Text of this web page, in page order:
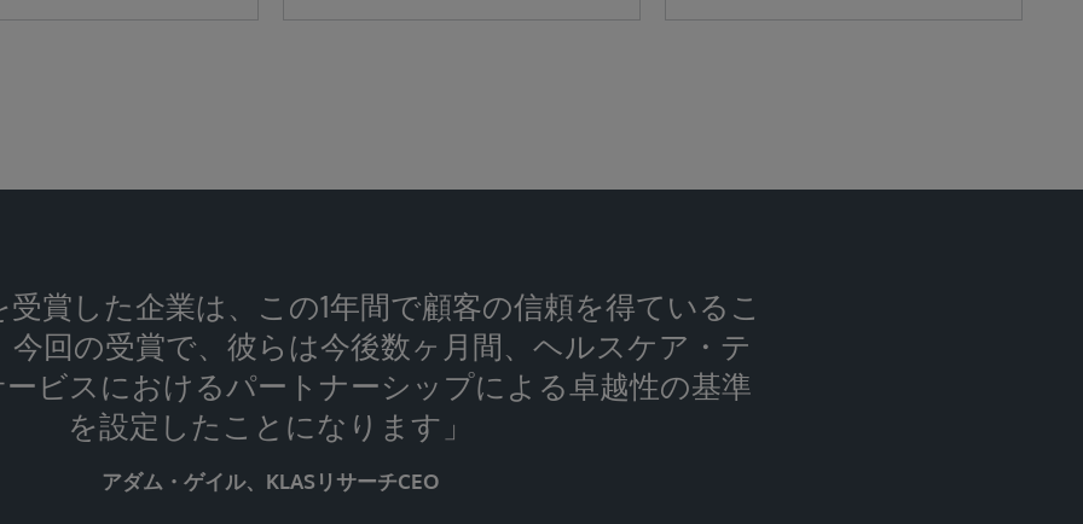
受賞した企業は、この1年間で顧客の信頼を得ているこ
回の受賞で、彼らは今後数ヶ月間、ヘルスケア・テ
ビスにおけるパートナーシップによる卓越性の基準
を設定したことになります」
アダム・ゲイル、KLASリサーチCEO